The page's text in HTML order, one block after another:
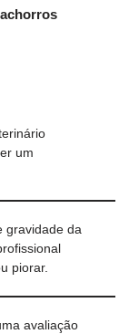
um
gravidade da
piorar.
avaliação